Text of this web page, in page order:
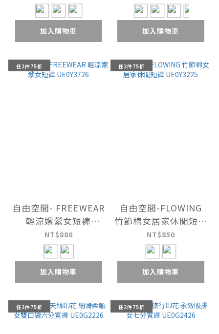
加入購物車 加入購物車
任2件75折
自由空間- FREEWEAR
輕涼嫘縈女短褲
UE0Y3726
NT$880
加入購物車
任2件75折
自由空間-FLOWING
竹節棉女居家休閒短褲
UE0Y3225
NT$850
加入購物車
任2件75折 任2件75折